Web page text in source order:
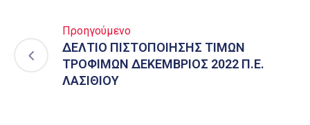
Προηγούμενο
ΔΕΛΤΙΟ ΠΙΣΤΟΠΟΙΗΣΗΣ ΤΙΜΩΝ
ΤΡΟΦΙΜΩΝ ΔΕΚΕΜΒΡΙΟΣ 2022 Π.Ε.
ΛΑΣΙΘΙΟΥ